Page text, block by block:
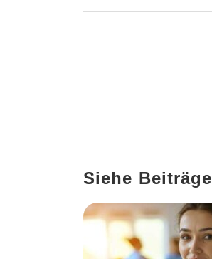
Siehe Beiträge